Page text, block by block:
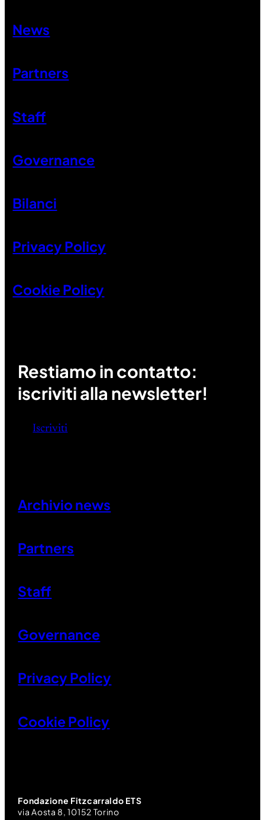
News
Partners
Staff
Governance
Bilanci
Privacy Policy
Cookie Policy
Restiamo in contatto:
iscriviti alla newsletter!
Iscriviti
Archivio news
Partners
Staff
Governance
Privacy Policy
Cookie Policy
Fondazione Fitzcarraldo ETS
via Aosta 8, 10152 Torino